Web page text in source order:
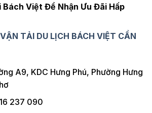
Bách Việt Để Nhận Ưu Đãi Hấp
TẢI DU LỊCH BÁCH VIỆT CẦN
A9, KDC Hưng Phú, Phường Hưng
237 090